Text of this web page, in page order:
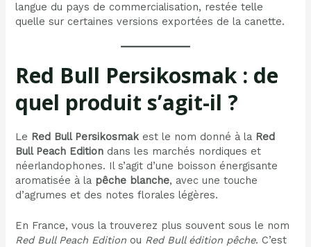
langue du pays de commercialisation, restée telle
quelle sur certaines versions exportées de la canette.
Red Bull Persikosmak : de
quel produit s’agit-il ?
Le Red Bull Persikosmak est le nom donné à la Red
Bull Peach Edition dans les marchés nordiques et
néerlandophones. Il s’agit d’une boisson énergisante
aromatisée à la pêche blanche, avec une touche
d’agrumes et des notes florales légères.
En France, vous la trouverez plus souvent sous le nom
Red Bull Peach Edition ou Red Bull édition pêche. C’est